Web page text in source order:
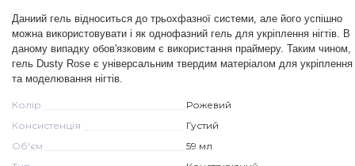
Блискітки для нігтів
Меланж (цукровий ефект)
Даниий гель відноситься до трьохфазної системи, але його успішно
можна використовувати і як однофазний гель для укріплення нігтів. В
даному випадку обов'язковим є використання праймеру. Таким чином,
гель Dusty Rose є універсальним твердим матеріалом для укріплення
та моделювання нігтів.
Колір
Рожевий
Консистенція
Густий
Об'єм
59 мл